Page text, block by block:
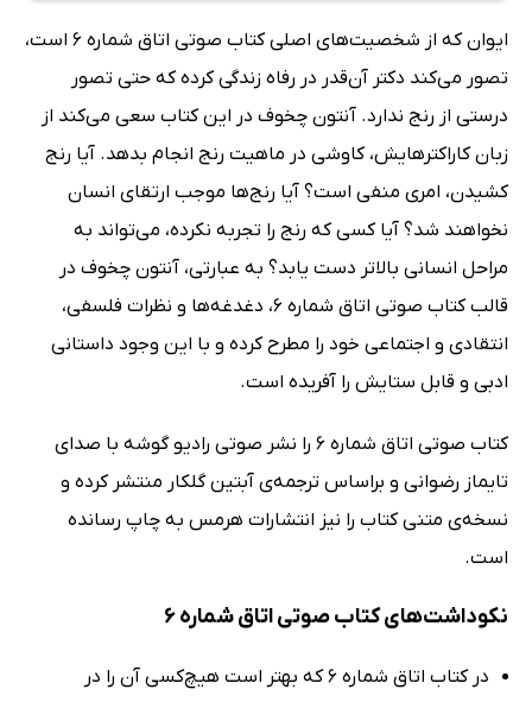
ایوان که از شخصیت‌های اصلی کتاب صوتی اتاق شماره 6 است،
تصور می‌کند دکتر آن‌قدر در رفاه زندگی کرده که حتی تصور
درستی از رنج ندارد. آنتون چخوف در این کتاب سعی می‌کند از
زبان کاراکترهایش، کاوشی در ماهیت رنج انجام بدهد. آیا رنج
کشیدن، امری منفی است؟ آیا رنج‌ها موجب ارتقای انسان
نخواهند شد؟ آیا کسی که رنج را تجربه نکرده، می‌تواند به
مراحل انسانی بالاتر دست یابد؟ به عبارتی، آنتون چخوف در
قالب کتاب صوتی اتاق شماره 6، دغدغه‌ها و نظرات فلسفی،
انتقادی و اجتماعی خود را مطرح کرده و با این وجود داستانی
ادبی و قابل ستایش را آفریده است.
کتاب صوتی اتاق شماره 6 را نشر صوتی رادیو گوشه با صدای
تایماز رضوانی و براساس ترجمه‌ی آبتین گلکار منتشر کرده و
نسخه‌ی متنی کتاب را نیز انتشارات هرمس به چاپ رسانده
است.
نکوداشت‌های کتاب صوتی اتاق شماره 6
در کتاب اتاق شماره 6 که بهتر است هیچ‌کسی آن را در